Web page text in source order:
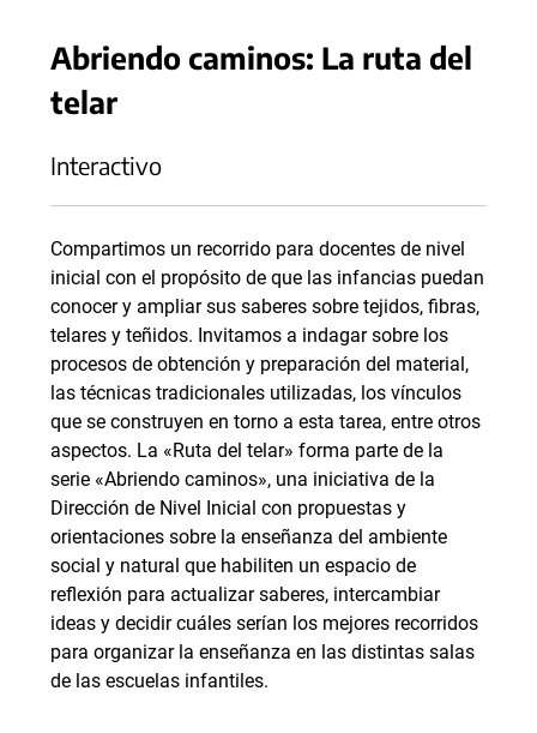
Abriendo caminos: La ruta del
telar
Interactivo
Compartimos un recorrido para docentes de nivel
inicial con el propósito de que las infancias puedan
conocer y ampliar sus saberes sobre tejidos, fibras,
telares y teñidos. Invitamos a indagar sobre los
procesos de obtención y preparación del material,
las técnicas tradicionales utilizadas, los vínculos
que se construyen en torno a esta tarea, entre otros
aspectos. La «Ruta del telar» forma parte de la
serie «Abriendo caminos», una iniciativa de la
Dirección de Nivel Inicial con propuestas y
orientaciones sobre la enseñanza del ambiente
social y natural que habiliten un espacio de
reflexión para actualizar saberes, intercambiar
ideas y decidir cuáles serían los mejores recorridos
para organizar la enseñanza en las distintas salas
de las escuelas infantiles.